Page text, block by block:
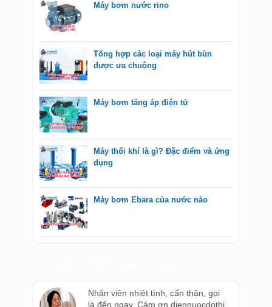
Máy bơm nước rino
Tổng hợp các loại máy hút bùn
được ưa chuộng
Máy bơm tăng áp điện tử
Máy thổi khí là gì? Đặc điểm và ứng
dụng
Máy bơm Ebara của nước nào
Nhân viên nhiệt tình, cẩn thận, gọi
là đến ngay. Cảm ơn diennuocdothi